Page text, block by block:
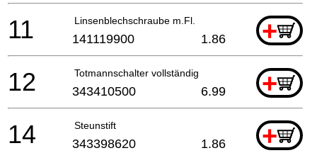
Linsenblechschraube m.Fl. +
11 141119900 1.86
Totmannschalter vollständig +
12 343410500 6.99
Steunstift +
14 343398620 1.86